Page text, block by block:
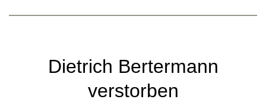
Dietrich Bertermann
verstorben